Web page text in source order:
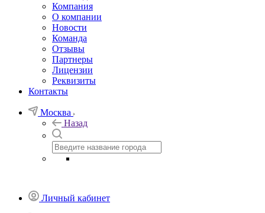
Компания
О компании
Новости
Команда
Отзывы
Партнеры
Лицензии
Реквизиты
Контакты
Москва
Назад
Личный кабинет